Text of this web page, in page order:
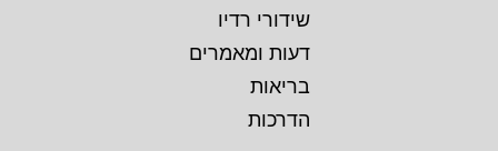
שידורי רדיו
דעות ומאמרים
בריאות
הדרכות